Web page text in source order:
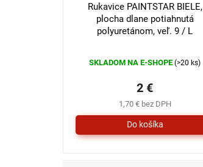
Rukavice PAINTSTAR BIELE,
plocha dlane potiahnutá
polyuretánom, veľ. 9 / L
SKLADOM NA E-SHOPE(>20 ks)
1,70 € bez DPH
2 €